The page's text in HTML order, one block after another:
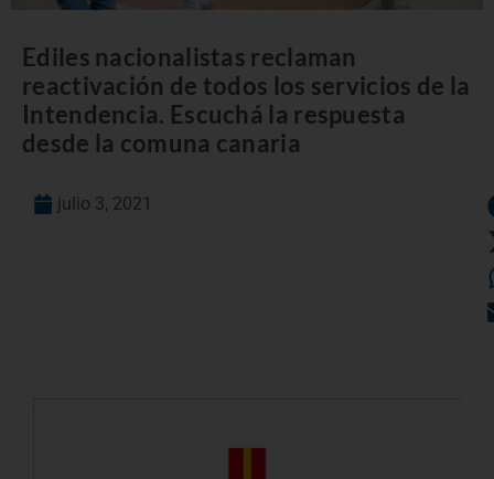
Ediles nacionalistas reclaman
reactivación de todos los servicios de la
Intendencia. Escuchá la respuesta
desde la comuna canaria
julio 3, 2021